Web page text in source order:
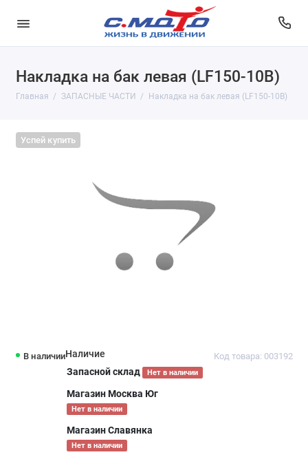
Накладка на бак левая (LF150-10B)
Главная ЗАПАСНЫЕ ЧАСТИ Накладка на бак левая (LF150-10B)
Успей купить
В наличии Код товара: 003192
Наличие
Запасной склад
Нет в наличии
Магазин Москва Юг
Нет в наличии
Магазин Славянка
Нет в наличии